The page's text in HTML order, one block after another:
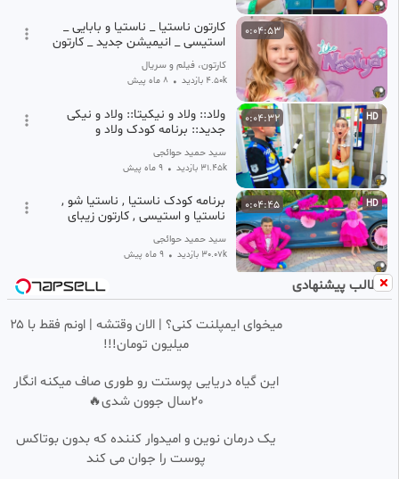
0:04:53
کارتون ناستیا _ ناستیا و بابایی _
استیسی _ انیمیشن جدید _ کارتون
6
کارتون، فیلم و سریال
4.50k بازدید • 8 ماه پیش
HD
0:04:32
ولاد:: ولاد و نیکیتا:: ولاد و نیکی
جدید:: برنامه کودک ولاد و
‫سید حمید حوائجی
31.45k بازدید • 9 ماه پیش
HD
0:04:45
برنامه کودک ناستیا , ناستیا شو ,
ناستیا و استیسی , کارتون زیبای
ناستیا و بابایی , ناستیا جدید
‫سید حمید حوائجی
30.07k بازدید • 9 ماه پیش
HD
ولاد و نیکی : ماجراهای ولاد نیکی :
کارتون ولاد شو : سریال کودکانه
ولاد و نیکی : ولاد و نیکیتا
‫سید حمید حوائجی
• 9 ماه پیش
0:08:30 ::: کارتون پت و مت ::: خنده دار
کارتون ناستیا جدید, ناستیا, ناستیا
مطالب پیشنهادی
میخوای ایمپلنت کنی؟ | الان وقتشه | اونم فقط با ۲۵
میلیون تومان!!!
این گیاه دریایی پوستت رو طوری صاف میکنه انگار
20سال جوون شدی🔥
یک درمان نوین و امیدوار کننده که بدون بوتاکس
پوست را جوان می کند